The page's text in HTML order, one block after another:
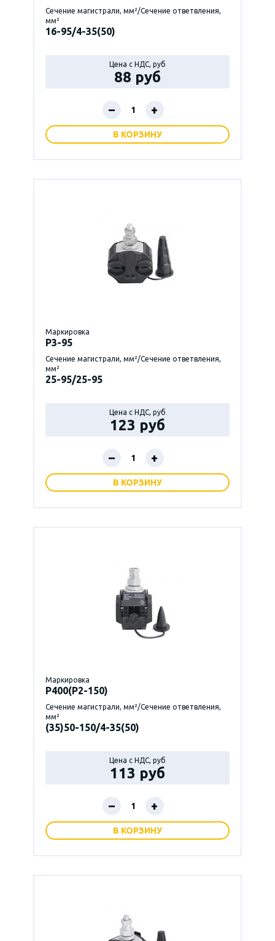
Сечение магистрали, мм²/Сечение ответвления,
мм²
16-95/4-35(50)
Цена с НДС, руб
88 руб
– +
В КОРЗИНУ
Маркировка
P3-95
Сечение магистрали, мм²/Сечение ответвления,
мм²
25-95/25-95
Цена с НДС, руб
123 руб
– +
В КОРЗИНУ
Маркировка
P400(Р2-150)
Сечение магистрали, мм²/Сечение ответвления,
мм²
(35)50-150/4-35(50)
Цена с НДС, руб
113 руб
– +
В КОРЗИНУ